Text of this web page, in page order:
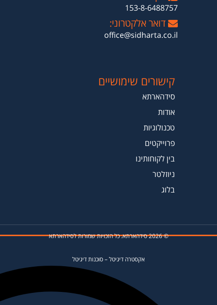
153-8-6488757
דואר אלקטרוני:
office@sidharta.co.il
קישורים שימושיים
סידהארתא
אודות
טכנולוגיות
פרוייקטים
בין לקוחותינו
ניוזלטר
בלוג
© 2026 סידהארתא. כל הזכויות שמורות לסידהארתא
אקסטרה דיגיטל – סוכנות דיגיטל